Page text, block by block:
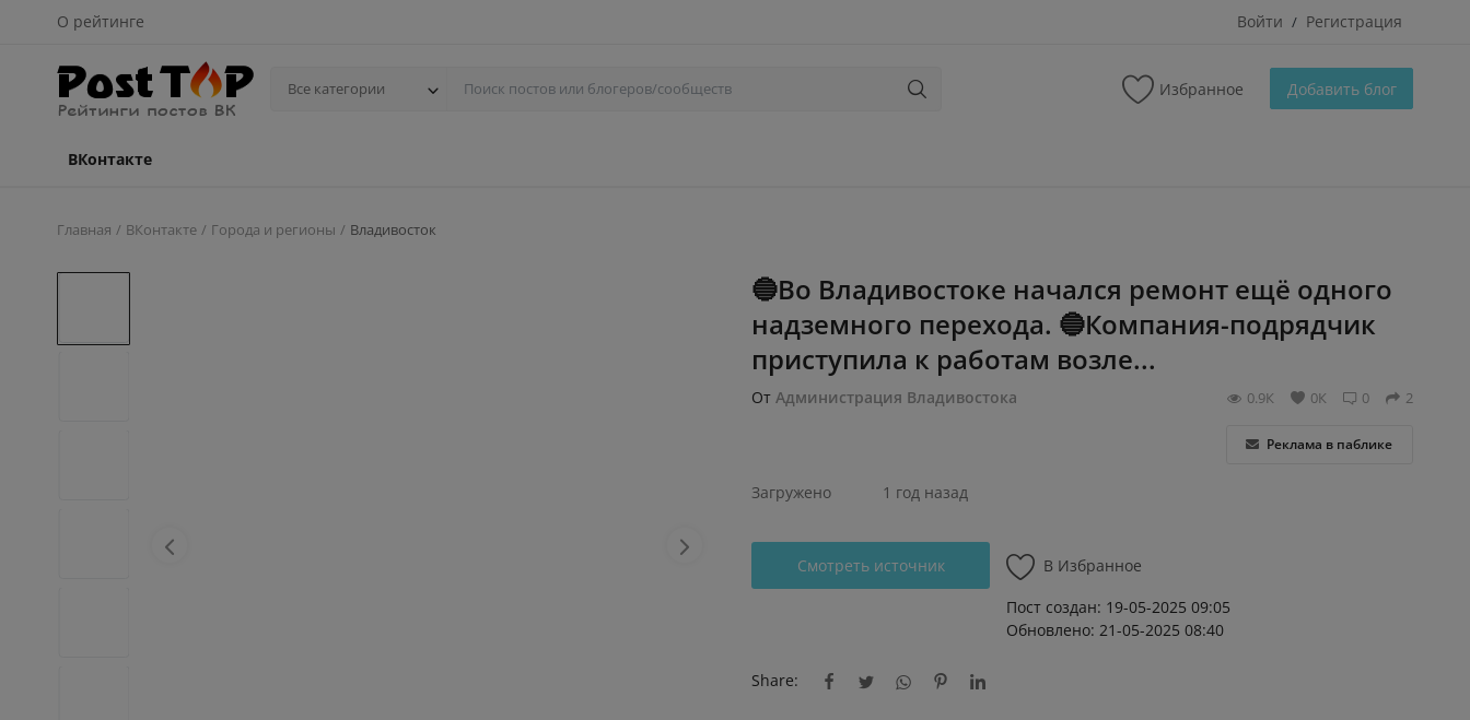
О рейтинге Войти / Регистрация
Все категории Избранное Добавить блог
ВКонтакте
Главная ВКонтакте Города и регионы Владивосток
🔵Во Владивостоке начался ремонт ещё одного
надземного перехода. 🔵Компания-подрядчик
приступила к работам возле...
От Администрация Владивостока 2
0
0К
0.9К
Реклама в паблике
Загружено 1 год назад
Смотреть источник
В Избранное
Пост создан: 19-05-2025 09:05
Обновлено: 21-05-2025 08:40
Share: